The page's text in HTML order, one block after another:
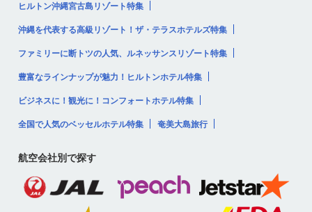
ヒルトン沖縄宮古島リゾート特集
沖縄を代表する高級リゾート！ザ・テラスホテルズ特集
ファミリーに断トツの人気、ルネッサンスリゾート特集
豊富なラインナップが魅力！ヒルトンホテル特集
ビジネスに！観光に！コンフォートホテル特集
全国で人気のベッセルホテル特集 奄美大島旅行
航空会社別で探す